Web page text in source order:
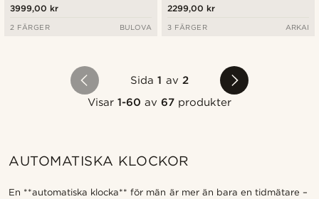
3999,00 kr
2 FÄRGER BULOVA
2299,00 kr
3 FÄRGER ARKAI
Sida1 av 2
Visar 1-60 av67 produkter
AUTOMATISKA KLOCKOR
En **automatiska klocka** för män är mer än bara en tidmätare –